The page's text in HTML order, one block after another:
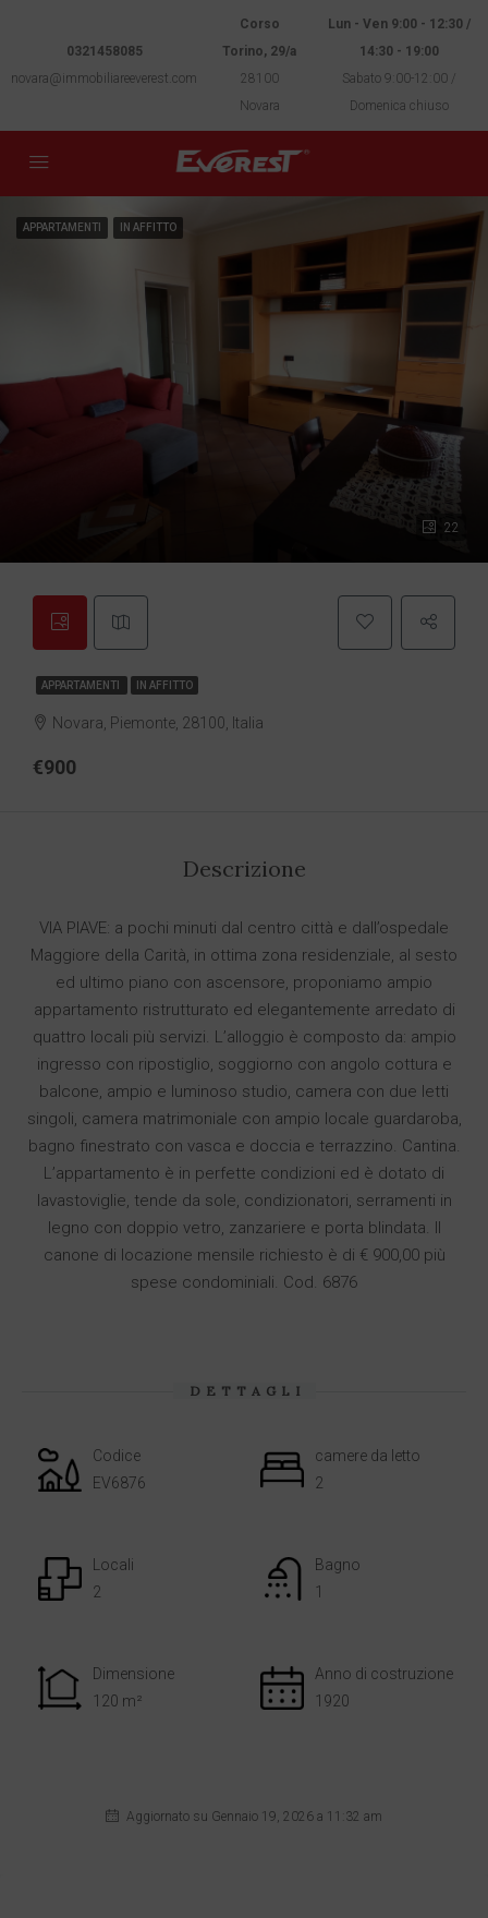
0321458085
novara@immobiliareeverest.com
Corso
Torino, 29/a
28100
Novara
Lun - Ven 9:00 - 12:30 /
14:30 - 19:00
Sabato 9:00-12:00 /
Domenica chiuso
22
APPARTAMENTI IN AFFITTO
APPARTAMENTI IN AFFITTO
Novara, Piemonte, 28100, Italia
€900
Descrizione
VIA PIAVE: a pochi minuti dal centro città e dall’ospedale
Maggiore della Carità, in ottima zona residenziale, al sesto
ed ultimo piano con ascensore, proponiamo ampio
appartamento ristrutturato ed elegantemente arredato di
quattro locali più servizi. L’alloggio è composto da: ampio
ingresso con ripostiglio, soggiorno con angolo cottura e
balcone, ampio e luminoso studio, camera con due letti
singoli, camera matrimoniale con ampio locale guardaroba,
bagno finestrato con vasca e doccia e terrazzino. Cantina.
L’appartamento è in perfette condizioni ed è dotato di
lavastoviglie, tende da sole, condizionatori, serramenti in
legno con doppio vetro, zanzariere e porta blindata. Il
canone di locazione mensile richiesto è di € 900,00 più
spese condominiali. Cod. 6876
DETTAGLI
Codice
EV6876
camere da letto
2
Locali
2
Bagno
1
Dimensione
120 m²
Anno di costruzione
1920
Aggiornato su Gennaio 19, 2026 a 11:32 am